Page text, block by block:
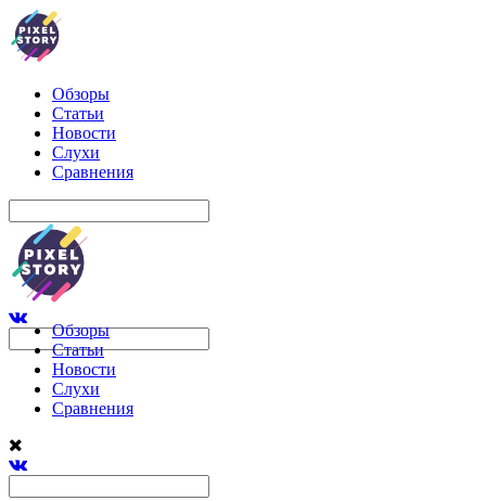
Обзоры
Статьи
Новости
Слухи
Сравнения
Обзоры
Статьи
Новости
Слухи
Сравнения